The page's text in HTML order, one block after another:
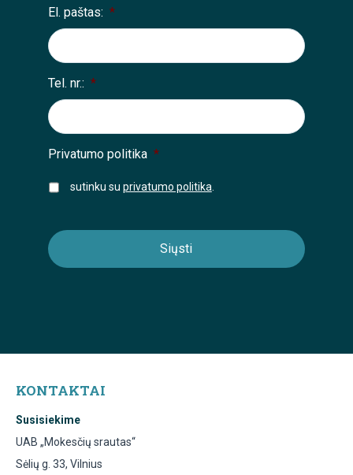
El. paštas: *
Tel. nr.: *
Privatumo politika *
sutinku su privatumo politika
KONTAKTAI
Susisiekime
UAB „Mokesčių srautas“
Sėlių g. 33, Vilnius